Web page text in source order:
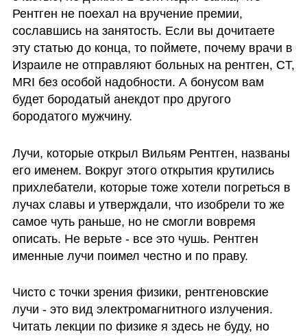
Рентген не поехал на вручение премии,
сославшись на занятость. Если вы дочитаете
эту статью до конца, то поймете, почему врачи в
Израиле не отправляют больных на рентген, CT,
MRI без особой надобности. А бонусом вам
будет бородатый анекдот про другого
бородатого мужчину.
Лучи, которые открыл Вильям Рентген, названы
его именем. Вокруг этого открытия крутились
прихлебатели, которые тоже хотели погреться в
лучах славы и утверждали, что изобрели то же
самое чуть раньше, но не смогли вовремя
описать. Не верьте - все это чушь. Рентген
именные лучи поимел честно и по праву.
Чисто с точки зрения физики, рентгеновские
лучи - это вид электромагнитного излучения.
Читать лекции по физике я здесь не буду, но